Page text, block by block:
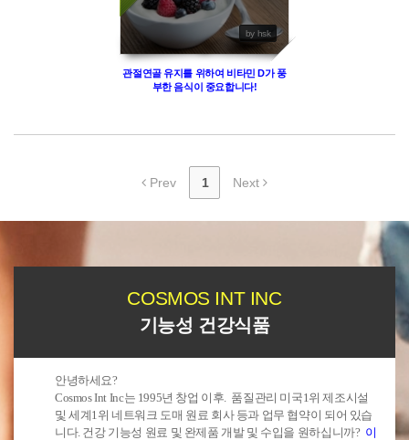
by hsk
관절연골 유지를 위하여 비타민 D가 풍
부한 음식이 중요합니다!
Prev 1 Next
COSMOS INT INC
기능성 건강식품
안녕하세요?
Cosmos Int Inc는 1995년 창업 이후. 품질관리 미국1위 제조시설
및 세계1위 네트워크 도매 원료 회사 등과 업무 협약이 되어 있습
니다. 건강 기능성 원료 및 완제품 개발 및 수입을 원하십니까? 이